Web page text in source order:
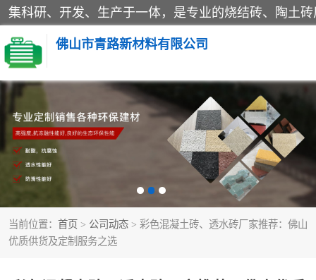
佛山市青路新材料有限公司
当前位置： 首页 > 公司动态 > 彩色混凝土砖、透水砖厂家推荐：佛山
优质供货及定制服务之选